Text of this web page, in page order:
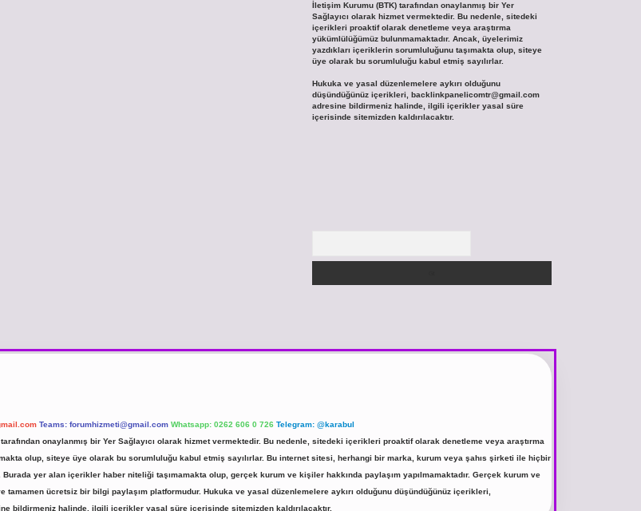
İletişim Kurumu (BTK) tarafından onaylanmış bir Yer
Sağlayıcı olarak hizmet vermektedir. Bu nedenle, sitedeki
içerikleri proaktif olarak denetleme veya araştırma
yükümlülüğümüz bulunmamaktadır. Ancak, üyelerimiz
yazdıkları içeriklerin sorumluluğunu taşımakta olup, siteye
üye olarak bu sorumluluğu kabul etmiş sayılırlar.
Hukuka ve yasal düzenlemelere aykırı olduğunu
düşündüğünüz içerikleri, backlinkpanelicomtr@gmail.com
adresine bildirmeniz halinde, ilgili içerikler yasal süre
içerisinde sitemizden kaldırılacaktır.
Teams: forumhizmeti@gmail.com Whatsapp: 0262 606 0 726 Telegram: @karabul
onaylanmış bir Yer Sağlayıcı olarak hizmet vermektedir. Bu nedenle, sitedeki içerikleri proaktif olarak denetleme veya araştırma
olup, siteye üye olarak bu sorumluluğu kabul etmiş sayılırlar. Bu internet sitesi, herhangi bir marka, kurum veya şahıs şirketi ile hiçbir
Burada yer alan içerikler haber niteliği taşımamakta olup, gerçek kurum ve kişiler hakkında paylaşım yapılmamaktadır. Gerçek kurum ve
ücretsiz bir bilgi paylaşım platformudur. Hukuka ve yasal düzenlemelere aykırı olduğunu düşündüğünüz içerikleri,
bildirmeniz halinde, ilgili içerikler yasal süre içerisinde sitemizden kaldırılacaktır.